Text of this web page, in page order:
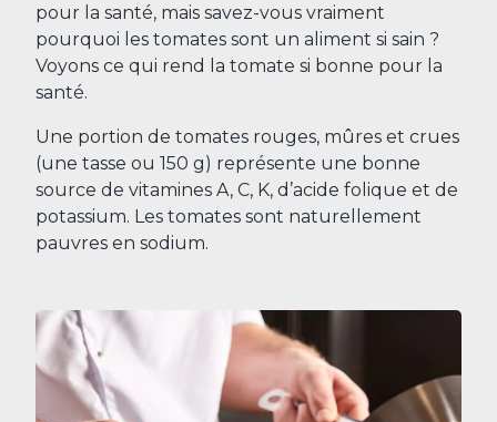
pour la santé, mais savez-vous vraiment
pourquoi les tomates sont un aliment si sain ?
Voyons ce qui rend la tomate si bonne pour la
santé.
Une portion de tomates rouges, mûres et crues
(une tasse ou 150 g) représente une bonne
source de vitamines A, C, K, d’acide folique et de
potassium. Les tomates sont naturellement
pauvres en sodium.